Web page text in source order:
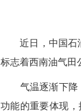
近日，中国石油
标志着西南油气田
气温逐渐下降，
功能的重要体现